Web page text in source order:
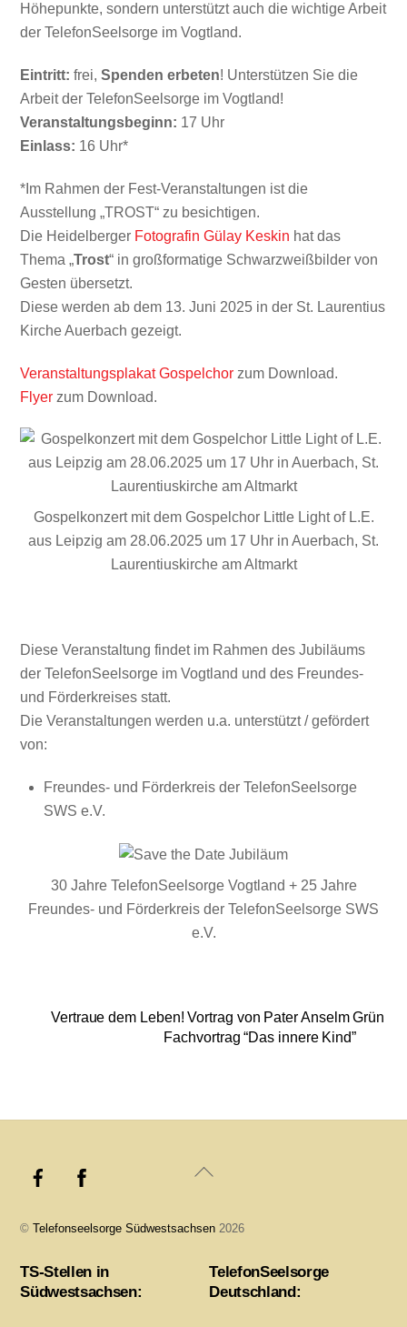
Höhepunkte, sondern unterstützt auch die wichtige Arbeit
der TelefonSeelsorge im Vogtland.
Eintritt: frei,Spenden erbeten! Unterstützen Sie die
Arbeit der TelefonSeelsorge im Vogtland!
Veranstaltungsbeginn: 17 Uhr
Einlass: 16 Uhr*
*Im Rahmen der Fest-Veranstaltungen ist die
Ausstellung „TROST“ zu besichtigen.
Die Heidelberger Fotografin Gülay Keskin hat das
Thema „Trost“ in großformatige Schwarzweißbilder von
Gesten übersetzt.
Diese werden ab dem 13. Juni 2025 in der St. Laurentius
Kirche Auerbach gezeigt.
Veranstaltungsplakat Gospelchor zum Download.
Flyer zum Download.
Gospelkonzert mit dem Gospelchor Little Light of L.E.
aus Leipzig am 28.06.2025 um 17 Uhr in Auerbach, St.
Laurentiuskirche am Altmarkt
Diese Veranstaltung findet im Rahmen des Jubiläums
der TelefonSeelsorge im Vogtland und des Freundes-
und Förderkreises statt.
Die Veranstaltungen werden u.a. unterstützt / gefördert
von:
Freundes- und Förderkreis der TelefonSeelsorge
SWS e.V.
30 Jahre TelefonSeelsorge Vogtland + 25 Jahre
Freundes- und Förderkreis der TelefonSeelsorge SWS
e.V.
Vertraue dem Leben! Vortrag von Pater Anselm Grün
Fachvortrag “Das innere Kind”
Back
©Telefonseelsorge Südwestsachsen 2026
TS-Stellen in
Südwestsachsen:
TelefonSeelsorge
Deutschland: